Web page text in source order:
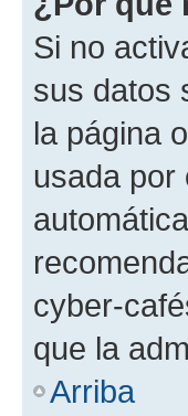
Si no
sus datos
la página
usada por
cyber-
que la
Arriba